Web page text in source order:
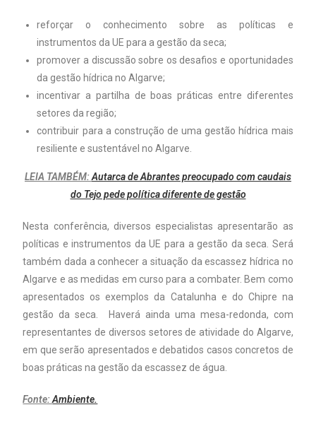
reforçar o conhecimento sobre as políticas e
instrumentos da UE para a gestão da seca;
promover a discussão sobre os desafios e oportunidades
da gestão hídrica no Algarve;
incentivar a partilha de boas práticas entre diferentes
setores da região;
contribuir para a construção de uma gestão hídrica mais
resiliente e sustentável no Algarve.
LEIA TAMBÉM:Autarca de Abrantes preocupado com caudais
do Tejo pede política diferente de gestão
Nesta conferência, diversos especialistas apresentarão as
políticas e instrumentos da UE para a gestão da seca. Será
também dada a conhecer a situação da escassez hídrica no
Algarve e as medidas em curso para a combater. Bem como
apresentados os exemplos da Catalunha e do Chipre na
gestão da seca. Haverá ainda uma mesa-redonda, com
representantes de diversos setores de atividade do Algarve,
em que serão apresentados e debatidos casos concretos de
boas práticas na gestão da escassez de água.
Fonte:Ambiente.